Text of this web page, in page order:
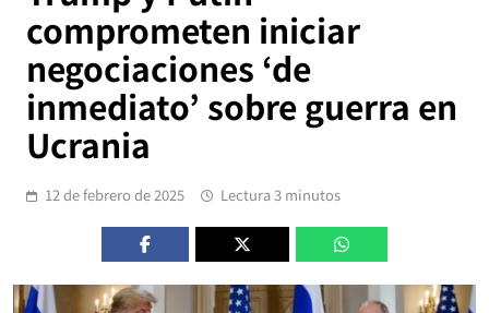
comprometen iniciar
negociaciones ‘de
inmediato’ sobre guerra en
Ucrania
12 de febrero de 2025 Lectura 3 minutos